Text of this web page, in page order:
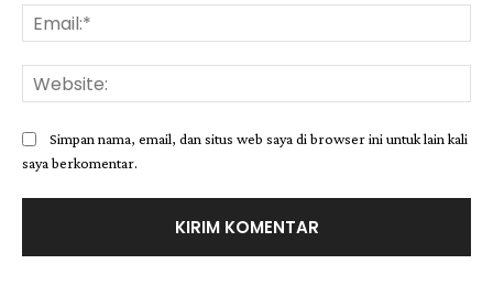
Simpan nama, email, dan situs web saya di browser ini untuk lain kali
saya berkomentar.